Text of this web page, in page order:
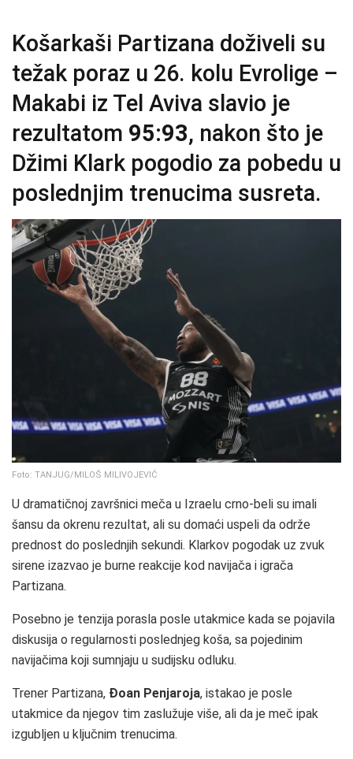
Košarkaši Partizana doživeli su
težak poraz u 26. kolu Evrolige –
Makabi iz Tel Aviva slavio je
rezultatom 95:93, nakon što je
Džimi Klark pogodio za pobedu u
poslednjim trenucima susreta.
Foto: TANJUG/MILOŠ MILIVOJEVIĆ
U dramatičnoj završnici meča u Izraelu crno-beli su imali
šansu da okrenu rezultat, ali su domaći uspeli da održe
prednost do poslednjih sekundi. Klarkov pogodak uz zvuk
sirene izazvao je burne reakcije kod navijača i igrača
Partizana.
Posebno je tenzija porasla posle utakmice kada se pojavila
diskusija o regularnosti poslednjeg koša, sa pojedinim
navijačima koji sumnjaju u sudijsku odluku.
Trener Partizana, Đoan Penjaroja, istakao je posle
utakmice da njegov tim zaslužuje više, ali da je meč ipak
izgubljen u ključnim trenucima.